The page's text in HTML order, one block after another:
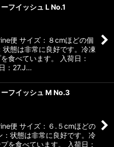
フイッシュ L No.1
便 サイズ：８cmほどの個
態は非常に良好です。冷凍
食べています。 入荷日：
：27.J…
フイッシュ M No.3
便 サイズ：６.５cmほどの
：状態は非常に良好です。冷
を食べています。 入荷日：